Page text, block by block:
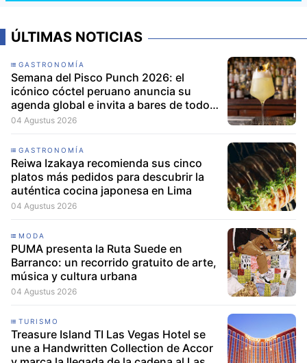
ÚLTIMAS NOTICIAS
GASTRONOMÍA
Semana del Pisco Punch 2026: el
icónico cóctel peruano anuncia su
agenda global e invita a bares de todo
el mundo a participar
04 Agustus 2026
GASTRONOMÍA
Reiwa Izakaya recomienda sus cinco
platos más pedidos para descubrir la
auténtica cocina japonesa en Lima
04 Agustus 2026
MODA
PUMA presenta la Ruta Suede en
Barranco: un recorrido gratuito de arte,
música y cultura urbana
04 Agustus 2026
TURISMO
Treasure Island TI Las Vegas Hotel se
une a Handwritten Collection de Accor